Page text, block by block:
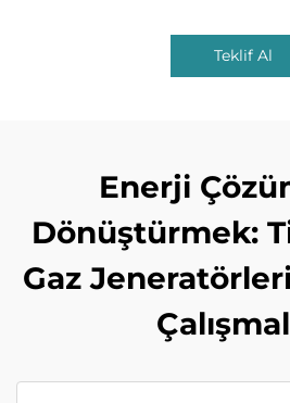
Teklif Al
Enerji
Dönüştürmek:
Gaz